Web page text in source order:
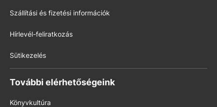
Szállítási és fizetési információk
Hírlevél-feliratkozás
Sütikezelés
További elérhetőségeink
Könyvkultúra